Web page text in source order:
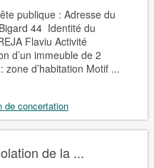
publique : Adresse du
44 Identité du
Flaviu Activité
immeuble de 2
d’habitation Motif ...
de concertation
de la ...